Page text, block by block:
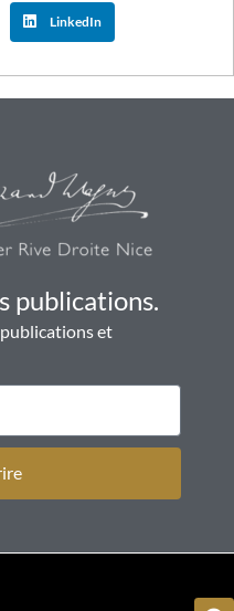
LinkedIn
publications.
publications et